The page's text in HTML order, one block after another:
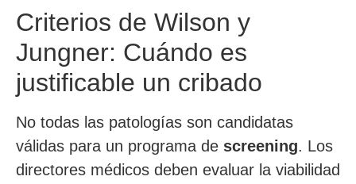
Criterios de Wilson y
Jungner: Cuándo es
justificable un cribado
No todas las patologías son candidatas
válidas para un programa de screening. Los
directores médicos deben evaluar la viabilidad